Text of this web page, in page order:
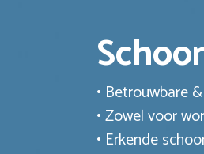
• Betrouwbare
• Zowel voor
• Erkende